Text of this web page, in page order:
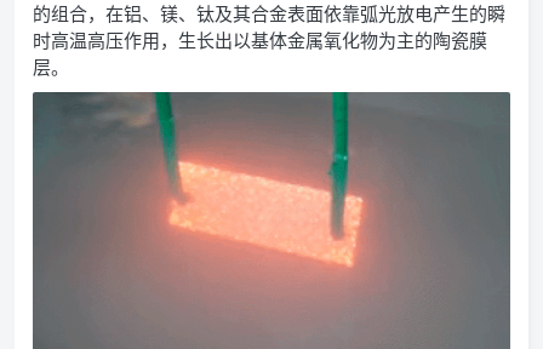
的组合，在铝、镁、钛及其合金表面依靠弧光放电产生的瞬
时高温高压作用，生长出以基体金属氧化物为主的陶瓷膜
层。